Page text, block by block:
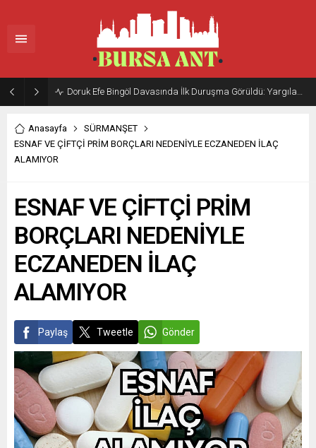
Doruk Efe Bingöl Davasında İlk Duruşma Görüldü: Yargılama 20 Ekim 2026’ya Ertelendi
Anasayfa
SÜRMANŞET
ESNAF VE ÇİFTÇİ PRİM BORÇLARI NEDENİYLE ECZANEDEN İLAÇ
ALAMIYOR
ESNAF VE ÇİFTÇİ PRİM
BORÇLARI NEDENİYLE
ECZANEDEN İLAÇ
ALAMIYOR
Paylaş Tweetle Gönder